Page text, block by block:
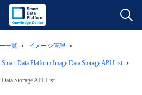
一覧 イメージ管理
Smart Data Platform Image Data Storage API List
Storage API List